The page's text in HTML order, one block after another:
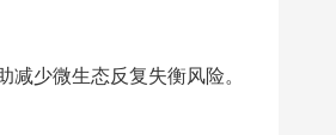
少微生态反复失衡风险。